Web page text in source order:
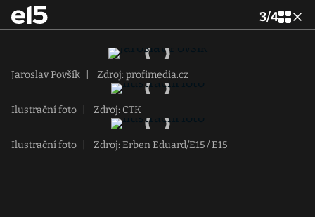
3/4
Jaroslav Povšík Zdroj: profimedia.cz
Ilustrační foto Zdroj: CTK
Ilustrační foto Zdroj: Erben Eduard/E15 / E15